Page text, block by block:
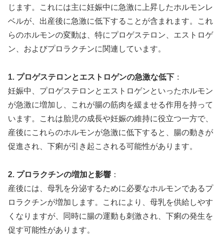
じます。これには主に妊娠中に急激に上昇したホルモンレ
ベルが、出産後に急激に低下することが含まれます。これ
らのホルモンの変動は、特にプロゲステロン、エストロゲ
ン、およびプロラクチンに関連しています。
1. プロゲステロンとエストロゲンの急激な低下 ：
妊娠中、プロゲステロンとエストロゲンといったホルモン
が急激に増加し、これが腸の筋肉を緩ませる作用を持って
います。これは胎児の成長や妊娠の維持に役立つ一方で、
産後にこれらのホルモンが急激に低下すると、腸の動きが
促進され、下痢が引き起こされる可能性があります。
2. プロラクチンの増加と影響 ：
産後には、母乳を分泌するために必要なホルモンであるプ
ロラクチンが増加します。これにより、母乳を供給しやす
くなりますが、同時に腸の運動も刺激され、下痢の発生を
促す可能性があります。